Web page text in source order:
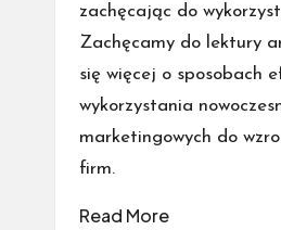
zachęcając do
Zachęcamy do lektury
się więcej o sposobach
wykorzystania
marketingowych do
firm.
Read More